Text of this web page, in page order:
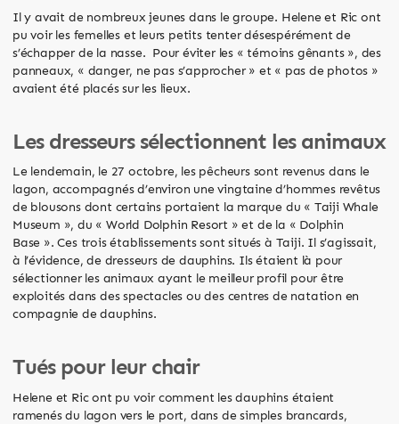
Il y avait de nombreux jeunes dans le groupe. Helene et Ric ont
pu voir les femelles et leurs petits tenter désespérément de
s’échapper de la nasse. Pour éviter les « témoins gênants », des
panneaux, « danger, ne pas s’approcher » et « pas de photos »
avaient été placés sur les lieux.
Les dresseurs sélectionnent les animaux
Le lendemain, le 27 octobre, les pêcheurs sont revenus dans le
lagon, accompagnés d’environ une vingtaine d’hommes revêtus
de blousons dont certains portaient la marque du « Taiji Whale
Museum », du « World Dolphin Resort » et de la « Dolphin
Base ». Ces trois établissements sont situés à Taiji. Il s’agissait,
à l’évidence, de dresseurs de dauphins. Ils étaient là pour
sélectionner les animaux ayant le meilleur profil pour être
exploités dans des spectacles ou des centres de natation en
compagnie de dauphins.
Tués pour leur chair
Helene et Ric ont pu voir comment les dauphins étaient
ramenés du lagon vers le port, dans de simples brancards,